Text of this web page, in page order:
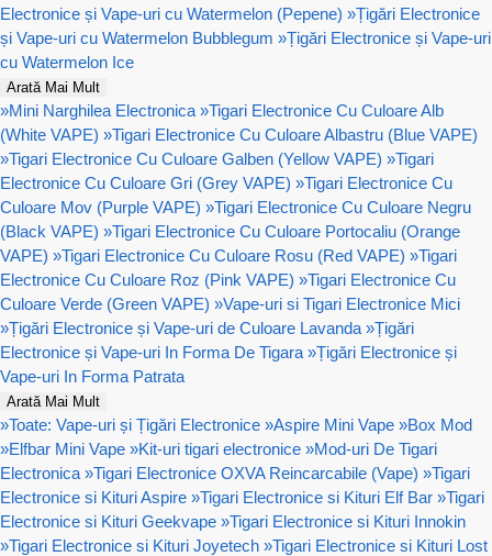
Electronice și Vape-uri cu Watermelon (Pepene) »Țigări Electronice
și Vape-uri cu Watermelon Bubblegum »Țigări Electronice și Vape-uri
cu Watermelon Ice
Arată Mai Mult
»Mini Narghilea Electronica »Tigari Electronice Cu Culoare Alb
(White VAPE) »Tigari Electronice Cu Culoare Albastru (Blue VAPE)
»Tigari Electronice Cu Culoare Galben (Yellow VAPE) »Tigari
Electronice Cu Culoare Gri (Grey VAPE) »Tigari Electronice Cu
Culoare Mov (Purple VAPE) »Tigari Electronice Cu Culoare Negru
(Black VAPE) »Tigari Electronice Cu Culoare Portocaliu (Orange
VAPE) »Tigari Electronice Cu Culoare Rosu (Red VAPE) »Tigari
Electronice Cu Culoare Roz (Pink VAPE) »Tigari Electronice Cu
Culoare Verde (Green VAPE) »Vape-uri si Tigari Electronice Mici
»Țigări Electronice și Vape-uri de Culoare Lavanda »Țigări
Electronice și Vape-uri In Forma De Tigara »Țigări Electronice și
Vape-uri In Forma Patrata
Arată Mai Mult
»Toate: Vape-uri și Țigări Electronice »Aspire Mini Vape »Box Mod
»Elfbar Mini Vape »Kit-uri tigari electronice »Mod-uri De Tigari
Electronica »Tigari Electronice OXVA Reincarcabile (Vape) »Tigari
Electronice si Kituri Aspire »Tigari Electronice si Kituri Elf Bar »Tigari
Electronice si Kituri Geekvape »Tigari Electronice si Kituri Innokin
»Tigari Electronice si Kituri Joyetech »Tigari Electronice si Kituri Lost